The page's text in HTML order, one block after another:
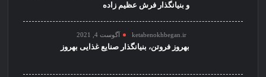
و بنیانگذار فرش عظیم زاده
ketabenokhbegan.ir آگوست 4, 2021
بهروز فروتن، بنیانگذار صنایع غذایی بهروز